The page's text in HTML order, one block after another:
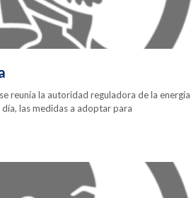
reunía la autoridad reguladora de la energia
las medidas a adoptar para